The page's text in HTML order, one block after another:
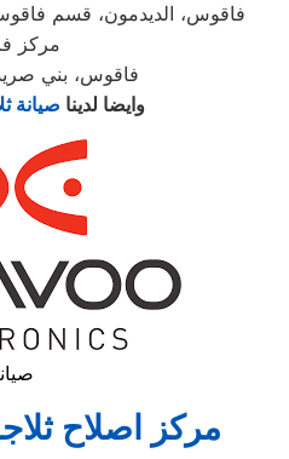
فاقوس، الديدمون، قسم
مركز
فاقوس، بني
وايضا لدينا صيانة
مركز اصلاح